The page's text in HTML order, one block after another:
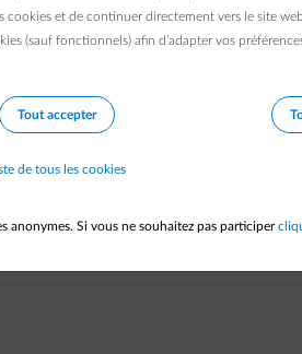
d’évacuation)
cookies et de continuer directement vers le site
(sauf fonctionnels) afin d’adapter vos
Tout accepter
de tous les cookies
anonymes. Si vous ne souhaitez pas participer